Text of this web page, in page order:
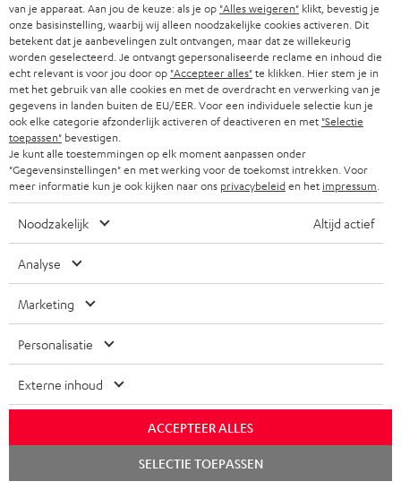
Universele 60 W snellader met
twee poorten (USB-C 60 W /
USB 7,5 W), ideaal voor
koptelefoons, laptops en
andere USB-C-apparaten tot
60 W
€ 29,99
Passende accessoires
Universeel inzetbare 30 watt
snellader voor koptelefoons,
draagbare apparaten,
€ 19,99
2-in-1: Powerbank met tot 18
W oplaadvermogen via USB
Type C & draadloze oplader
€ 34,99 €
van je apparaat. Aan jou de keuze: als je op "Alles weigeren" klikt, bevestig je
onze basisinstelling, waarbij wij alleen noodzakelijke cookies activeren. Dit
betekent dat je aanbevelingen zult ontvangen, maar dat ze willekeurig
worden geselecteerd. Je ontvangt gepersonaliseerde reclame en inhoud die
echt relevant is voor jou door op "Accepteer alles"te klikken. Hier stem je in
met het gebruik van alle cookies en met de overdracht en verwerking van je
gegevens in landen buiten de EU/EER. Voor een individuele selectie kun je
ook elke categorie afzonderlijk activeren of deactiveren en met "Selectie
toepassen" bevestigen.
Je kunt alle toestemmingen op elk moment aanpassen onder
"Gegevensinstellingen" en met werking voor de toekomst intrekken. Voor
meer informatie kun je ook kijken naar ons privacybeleiden het impressum
Noodzakelijk Altijd actief
Analyse
Marketing
Personalisatie
Externe inhoud
ACCEPTEER ALLES
SELECTIE TOEPASSEN